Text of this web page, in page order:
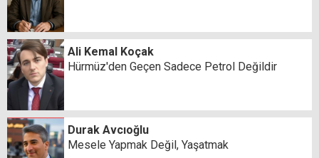
Ali Kemal Koçak
Hürmüz'den Geçen Sadece Petrol Değildir
Durak Avcıoğlu
Mesele Yapmak Değil, Yaşatmak